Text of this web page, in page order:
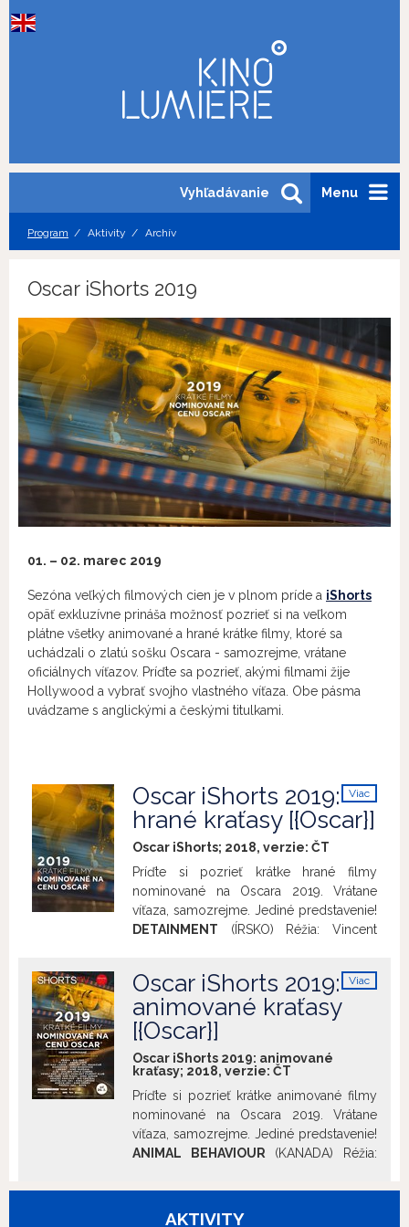
Menu
Vyhľadávanie
Program Aktivity Archív
Oscar iShorts 2019
01. – 02. marec 2019
Sezóna veľkých filmových cien je v plnom príde a iShorts
opäť exkluzívne prináša možnosť pozrieť si na veľkom
plátne všetky animované a hrané krátke filmy, ktoré sa
uchádzali o zlatú sošku Oscara - samozrejme, vrátane
oficiálnych víťazov. Príďte sa pozrieť, akými filmami žije
Hollywood a vybrať svojho vlastného víťaza. Obe pásma
uvádzame s anglickými a českými titulkami.
Viac
info
Oscar iShorts 2019:
hrané kraťasy [{Oscar}]
Oscar iShorts; 2018, verzie: ČT
Príďte si pozrieť krátke hrané filmy
nominované na Oscara 2019. Vrátane
víťaza, samozrejme. Jediné predstavenie!
DETAINMENT (ÍRSKO) Réžia: Vincent
Joyce, Vincent Lambe, Darren Mahon |
Hrajú: Ely Solan, Leon Hughes, Will
O'Connell | Rok výroby: 2018 | 30'
FAUVE(KANADA) Réžia: Jeremy Comte |
Producenti: Evren Boisjoli, Maria Gracia
Turgeon | Hrajú: Félix Grenier, Alexandre
Perreault, Louise Bombardier | Rok
výroby: 2018 | 17'MARGUERITE
(KANADA) Réžia: Marianne Farley |
Producentka: Marie-Hélène Panisset |
Hrajú: Béatrice Picard, Sandrine Bisson |
| Producenti: María del Puy Alvarado,
Viac
Oscar iShorts 2019:
animované kraťasy
[{Oscar}]
Oscar iShorts 2019: animované
kraťasy; 2018, verzie: ČT
Príďte si pozrieť krátke animované filmy
nominované na Oscara 2019. Vrátane
víťaza, samozrejme. Jediné predstavenie!
ANIMAL BEHAVIOUR(KANADA) Réžia:
Producent: Michael Fukushima | Účinkujú:
Ryan Beil, Taz Van Rassel, Leah Juel |
AKTIVITY